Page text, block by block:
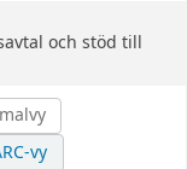
och stöd till
vy